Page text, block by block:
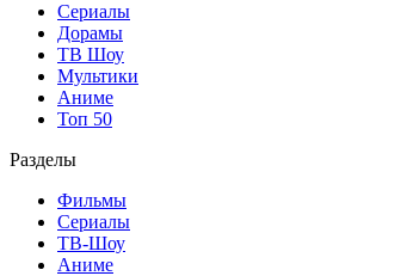
Сериалы
Дорамы
ТВ Шоу
Мультики
Аниме
Топ 50
Разделы
Фильмы
Сериалы
ТВ-Шоу
Аниме